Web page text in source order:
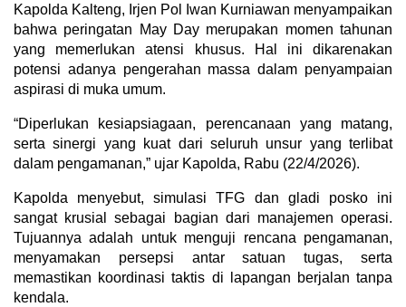
Kapolda Kalteng, Irjen Pol Iwan Kurniawan menyampaikan
bahwa peringatan May Day merupakan momen tahunan
yang memerlukan atensi khusus. Hal ini dikarenakan
potensi adanya pengerahan massa dalam penyampaian
aspirasi di muka umum.
“Diperlukan kesiapsiagaan, perencanaan yang matang,
serta sinergi yang kuat dari seluruh unsur yang terlibat
dalam pengamanan,” ujar Kapolda, Rabu (22/4/2026).
Kapolda menyebut, simulasi TFG dan gladi posko ini
sangat krusial sebagai bagian dari manajemen operasi.
Tujuannya adalah untuk menguji rencana pengamanan,
menyamakan persepsi antar satuan tugas, serta
memastikan koordinasi taktis di lapangan berjalan tanpa
kendala.